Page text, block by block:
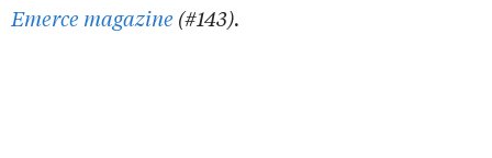
Emerce magazine (#143).